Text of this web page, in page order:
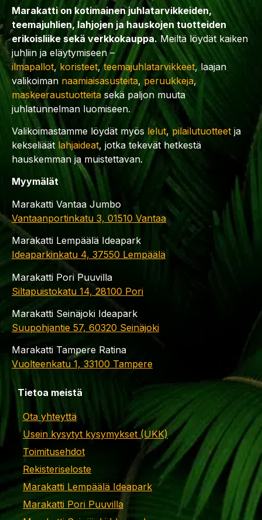
Marakatti on kotimainen juhlatarvikkeiden,
teemajuhlien, lahjojen ja hauskojen tuotteiden
erikoisliike sekä verkkokauppa. Meiltä löydät kaiken
juhliin ja eläytymiseen –
ilmapallot, koristeet,teemajuhlatarvikkeet, laajan
valikoiman naamiaisasusteita, peruukkeja,
maskeeraustuotteita sekä paljon muuta
juhlatunnelman luomiseen.
Valikoimastamme löydät myös lelut,pilailutuotteet ja
kekseliäät lahjaideat, jotka tekevät hetkestä
hauskemman ja muistettavan.
Myymälät
Marakatti Vantaa Jumbo
Vantaanportinkatu 3, 01510 Vantaa
Marakatti Lempäälä Ideapark
Ideaparkinkatu 4, 37550 Lempäälä
Marakatti Pori Puuvilla
Siltapuistokatu 14, 28100 Pori
Marakatti Seinäjoki Ideapark
Suupohjantie 57, 60320 Seinäjoki
Marakatti Tampere Ratina
Vuolteenkatu 1, 33100 Tampere
Tietoa meistä
Ota yhteyttä
Usein kysytyt kysymykset (UKK)
Toimitusehdot
Rekisteriseloste
Marakatti Lempäälä Ideapark
Marakatti Pori Puuvilla